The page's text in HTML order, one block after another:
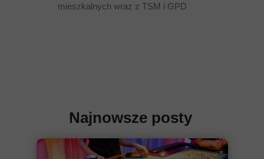
mieszkalnych wraz z TSM i GPD
Najnowsze posty